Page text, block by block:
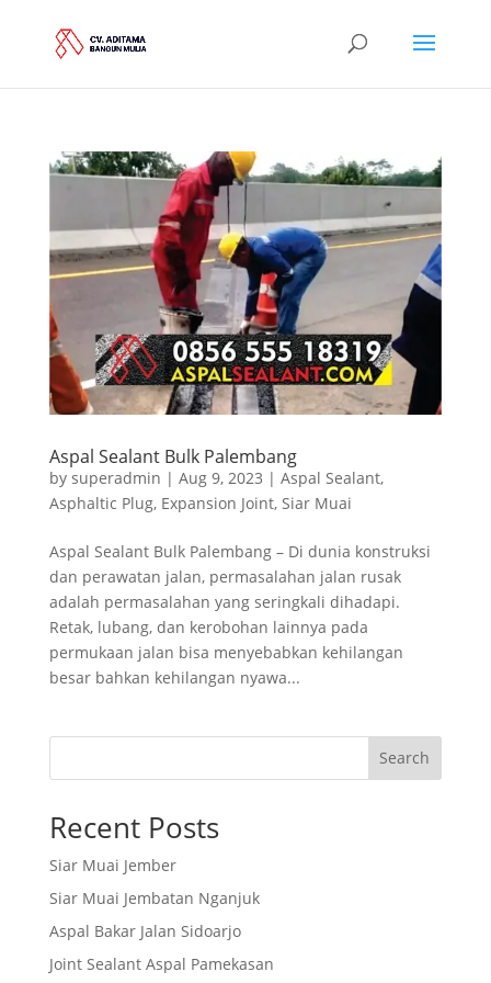
Aspal Sealant Bulk Palembang
by superadmin | Aug 9, 2023 | Aspal Sealant,
Asphaltic Plug, Expansion Joint, Siar Muai
Aspal Sealant Bulk Palembang – Di dunia konstruksi
dan perawatan jalan, permasalahan jalan rusak
adalah permasalahan yang seringkali dihadapi.
Retak, lubang, dan kerobohan lainnya pada
permukaan jalan bisa menyebabkan kehilangan
besar bahkan kehilangan nyawa...
Search
Recent Posts
Siar Muai Jember
Siar Muai Jembatan Nganjuk
Aspal Bakar Jalan Sidoarjo
Joint Sealant Aspal Pamekasan